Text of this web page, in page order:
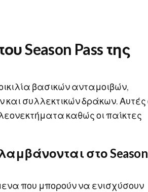
Season Pass της
βασικών ανταμοιβών,
συλλεκτικών δράκων. Αυτές
καθώς οι παίκτες
στο Season
που μπορούν να ενισχύσουν